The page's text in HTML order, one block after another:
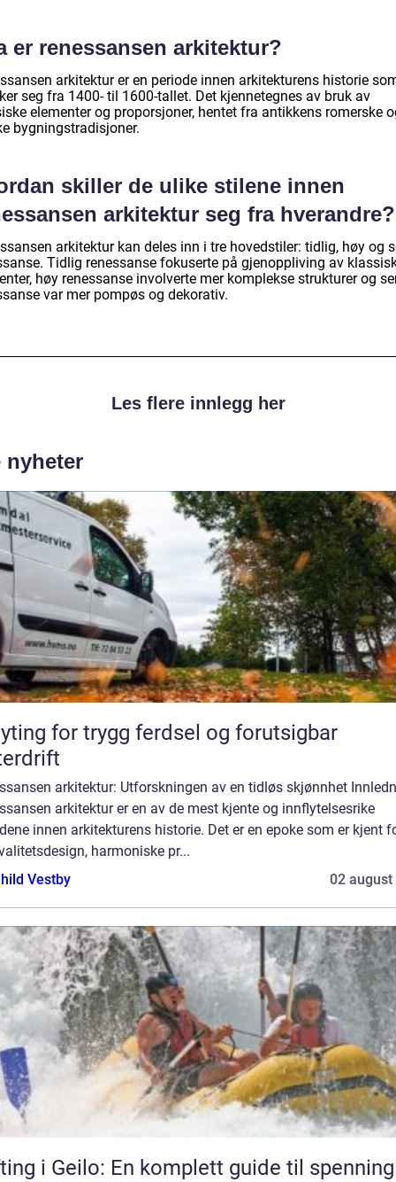
er renessansen arkitektur?
arkitektur er en periode innen arkitekturens historie
seg fra 1400- til 1600-tallet. Det kjennetegnes av bruk av
elementer og proporsjoner, hentet fra antikkens romerske
bygningstradisjoner.
skiller de ulike stilene innen
arkitektur seg fra hverandre?
arkitektur kan deles inn i tre hovedstiler: tidlig, høy og
Tidlig renessanse fokuserte på gjenoppliving av
høy renessanse involverte mer komplekse strukturer og
var mer pompøs og dekorativ.
Les flere innlegg her
nyheter
for trygg ferdsel og forutsigbar
arkitektur: Utforskningen av en tidløs skjønnhet
arkitektur er en av de mest kjente og innflytelsesrike
innen arkitekturens historie. Det er en epoke som er kjent
harmoniske pr...
Vestby
02 august
i Geilo: En komplett guide til spenning